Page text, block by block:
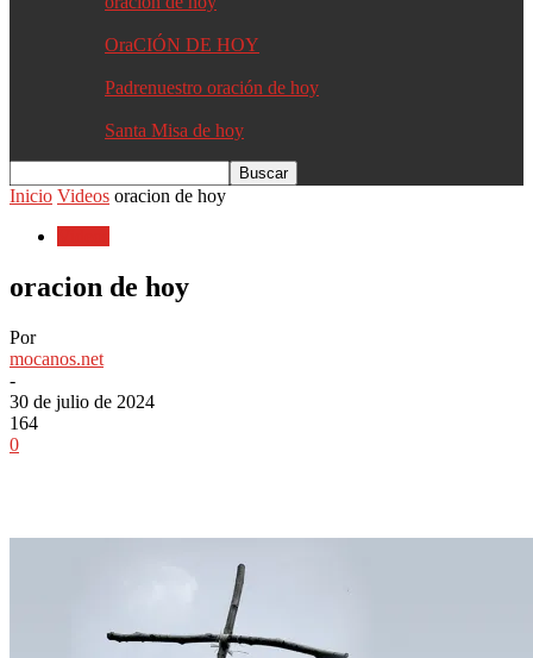
OraCIÓN DE HOY
Padrenuestro oración de hoy
Santa Misa de hoy
Inicio Videos oracion de hoy
oracion de hoy
Por
mocanos.net
-
30 de julio de 2024
164
0